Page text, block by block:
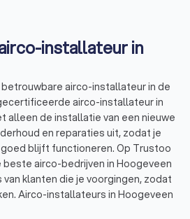
installateur in
betrouwbare airco-installateur in de
airco-installateur in
alleen de installatie van een nieuwe
en reparaties uit, zodat je
blijft functioneren. Op Trustoo
beste airco-bedrijven in Hoogeveen
van klanten die je voorgingen, zodat
Airco-installateurs in Hoogeveen